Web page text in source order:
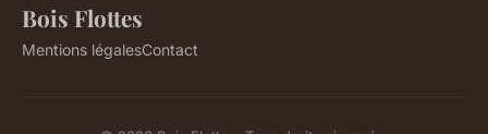
Bois Flottes
Mentions légalesContact